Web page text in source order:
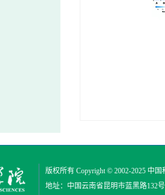
版权所有 Copyright © 2002-2025 中国
地址：中国云南省昆明市蓝黑路